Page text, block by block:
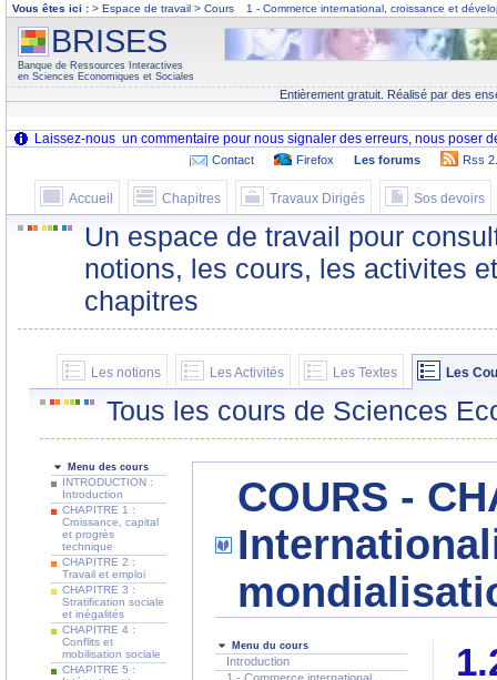
Vous êtes ici : > Espace de travail > Cours 1 - Commerce international, croissance et
BRISES
Banque de Ressources Interactives
en Sciences Economiques et Sociales
Entièrement gratuit. Réalisé par des
Contact Firefox Les forums Rss
Accueil Chapitres Travaux Dirigés Sos devoirs
Un espace de travail pour
notions, les cours, les activites
chapitres
Les notions Les Activités Les Textes Les
Tous les cours de Sciences
Menu des cours
INTRODUCTION :
Introduction
CHAPITRE 1 :
Croissance, capital
et progrès
technique
CHAPITRE 2 :
Travail et emploi
CHAPITRE 3 :
Stratification sociale
et inégalités
CHAPITRE 4 :
Conflits et
mobilisation sociale
CHAPITRE 5 :
COURS -
Menu du cours
Introduction